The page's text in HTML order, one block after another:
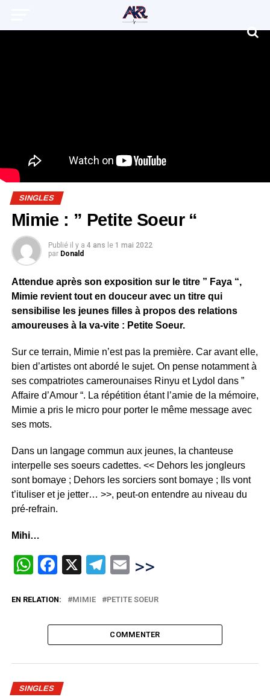
SINGLES
Mimie : ” Petite Soeur “
Publié il y a 4 ans le 1 mai 2022
par Donald
Attendue après son exposition sur le titre ” Faya “,
Mimie revient tout en douceur avec un titre qui
sensibilise les jeunes filles à propos des relations
amoureuses à la va-vite : Petite Soeur.
Sur ce terrain, Mimie n’est pas la première. Car avant elle,
bien d’artistes ont abordé le sujet. On pense notamment à
ses compatriotes camerounaises Rinyu et Lydol dans ”
Affaire d’Amour “. La répétition étant l’amie de la mémoire,
Mimie a pris le micro pour porter le même message avec
ses mots.
Dans un langage commun aux jeunes, la chanteuse
interpelle ses soeurs cadettes. << Dehors les jongleurs
sont bomaye ; Dehors les sorciers sont bomaye ; Ils vont
t’ituliser et je jetter… >>, peut-on entendre au niveau du
pré-refrain.
Mihi…
WhatsApp
Facebook
X Telegram
Email
>>
EN RELATION: MIMIE PETITE SOEUR
COMMENTER
SINGLES